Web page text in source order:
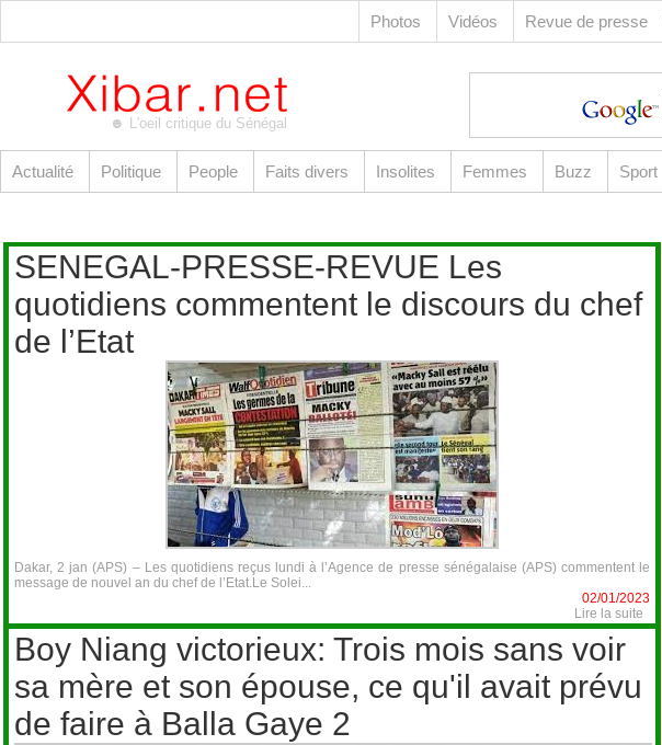
Photos Vidéos Revue de presse
☻ L'oeil critique du Sénégal
Actualité Politique People Faits divers Insolites Femmes Buzz Sport
SENEGAL-PRESSE-REVUE Les
quotidiens commentent le discours du chef
de l’Etat
Dakar, 2 jan (APS) – Les quotidiens reçus lundi à l’Agence de presse sénégalaise (APS) commentent le
message de nouvel an du chef de l’Etat.Le Solei...
02/01/2023
Lire la suite
Boy Niang victorieux: Trois mois sans voir
sa mère et son épouse, ce qu'il avait prévu
de faire à Balla Gaye 2